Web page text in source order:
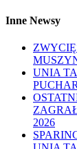
Inne Newsy
UNIA
2026